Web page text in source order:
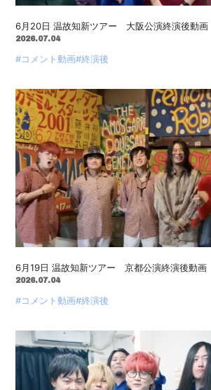
6月20日 温故知新ツアー 大阪公演終演後動画
2026.07.04
#コメント動画#終演後
6月19日 温故知新ツアー 京都公演終演後動画
2026.07.04
#コメント動画#終演後